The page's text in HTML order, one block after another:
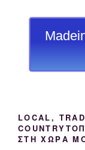
LOCAL,
ΣΤΗ ΧΩΡΑ